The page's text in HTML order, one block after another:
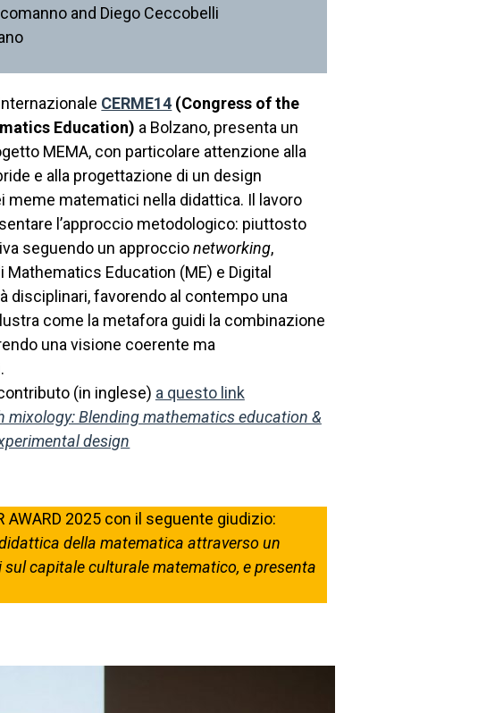
and Diego Ceccobelli
CERME14 (Congress of the
Education) a Bolzano, presenta un
MEMA, con particolare attenzione alla
e alla progettazione di un design
meme matematici nella didattica. Il lavoro
l’approccio metodologico: piuttosto
seguendo un approccionetworking,
Education (ME) e Digital
disciplinari, favorendo al contempo una
come la metafora guidi la combinazione
una visione coerente ma
(in inglese) a questo link
mixology: Blending mathematics education &
design
AWARD 2025 con il seguente giudizio:
della matematica attraverso un
capitale culturale matematico, e presenta